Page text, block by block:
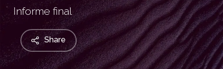
Informe final
Share